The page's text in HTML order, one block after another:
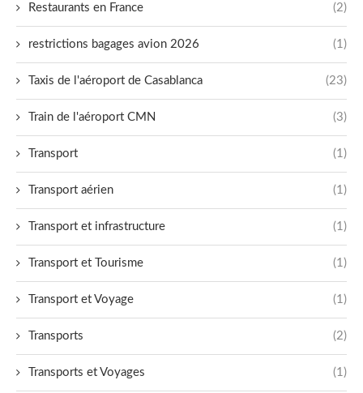
Restaurants en France (2)
restrictions bagages avion 2026 (1)
Taxis de l'aéroport de Casablanca (23)
Train de l'aéroport CMN (3)
Transport (1)
Transport aérien (1)
Transport et infrastructure (1)
Transport et Tourisme (1)
Transport et Voyage (1)
Transports (2)
Transports et Voyages (1)